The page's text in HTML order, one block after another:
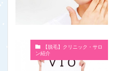
【脱毛】クリニック・サロ
ン紹介